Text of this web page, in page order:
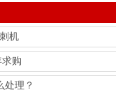
机
购
处理？